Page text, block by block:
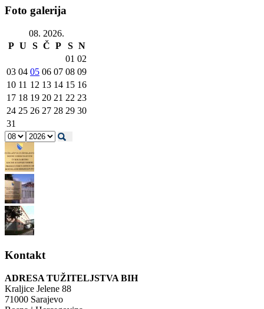
Foto galerija
08. 2026.
P U S Č P S N
01 02
03 04 05 06 07 08 09
10 11 12 13 14 15 16
17 18 19 20 21 22 23
24 25 26 27 28 29 30
31
Kontakt
ADRESA TUŽITELJSTVA BIH
Kraljice Jelene 88
71000 Sarajevo